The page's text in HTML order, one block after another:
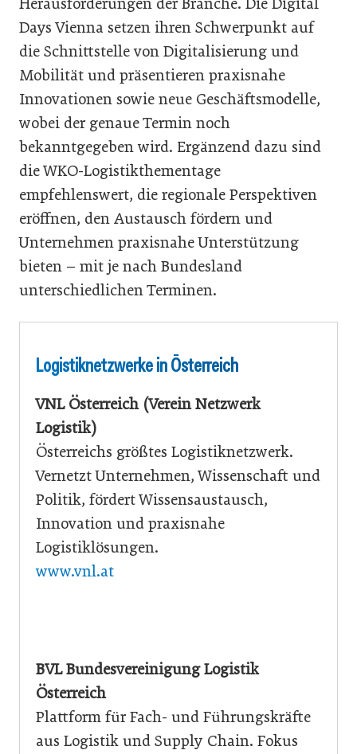
Herausforderungen der Branche. Die Digital
Days Vienna setzen ihren Schwerpunkt auf
die Schnittstelle von Digitalisierung und
Mobilität und präsentieren praxisnahe
Innovationen sowie neue Geschäftsmodelle,
wobei der genaue Termin noch
bekanntgegeben wird. Ergänzend dazu sind
die WKO-Logistikthementage
empfehlenswert, die regionale Perspektiven
eröffnen, den Austausch fördern und
Unternehmen praxisnahe Unterstützung
bieten – mit je nach Bundesland
unterschiedlichen Terminen.
Logistiknetzwerke in Österreich
VNL Österreich (Verein Netzwerk
Logistik)
Österreichs größtes Logistiknetzwerk.
Vernetzt Unternehmen, Wissenschaft und
Politik, fördert Wissensaustausch,
Innovation und praxisnahe
Logistiklösungen.
www.vnl.at
BVL Bundesvereinigung Logistik
Österreich
Plattform für Fach- und Führungskräfte
aus Logistik und Supply Chain. Fokus